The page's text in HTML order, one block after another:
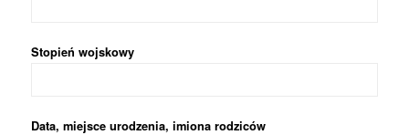
Stopień wojskowy
Data, miejsce urodzenia, imiona rodziców